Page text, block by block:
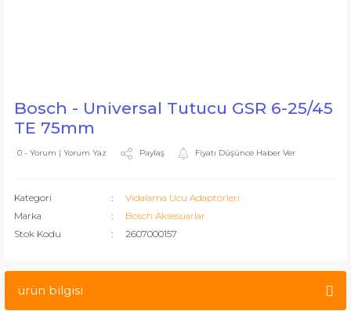
Bosch - Universal Tutucu GSR 6-25/45
TE 75mm
0 - Yorum | Yorum Yaz Paylaş Fiyatı Düşünce Haber Ver
Kategori
Vidalama Ucu Adaptörleri
Marka
Bosch Aksesuarlar
Stok Kodu
2607000157
ürün bilgisi